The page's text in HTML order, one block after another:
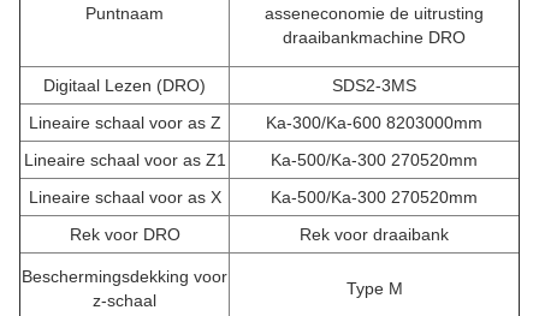
Puntnaam
asseneconomie de uitrusting
draaibankmachine DRO
Digitaal Lezen (DRO)
SDS2-3MS
Lineaire schaal voor as Z
Ka-300/Ka-600 8203000mm
Lineaire schaal voor as Z1
Ka-500/Ka-300 270520mm
Lineaire schaal voor as X
Ka-500/Ka-300 270520mm
Rek voor DRO
Rek voor draaibank
Beschermingsdekking voor
z-schaal
Type M